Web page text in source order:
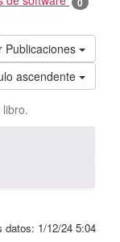
Publicaciones
ascendente
datos: 1/12/24 5:04